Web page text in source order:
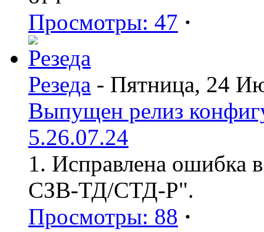
Просмотры: 47 ·
Резеда - Пятница, 24
Выпущен релиз
5.26.07.24
1. Исправлена ошибка
СЗВ-ТД/СТД-Р".
Просмотры: 88 ·